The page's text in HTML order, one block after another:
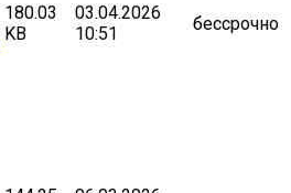
180.03
KB
03.04.2026
10:51
бессрочно